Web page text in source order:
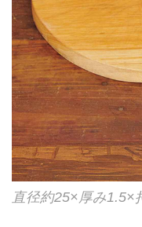
直径約25×厚み1.5×